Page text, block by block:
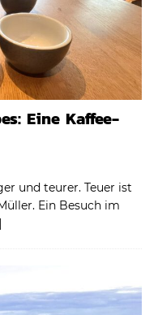
Eine Kaffee-
und teurer. Teuer ist
Ein Besuch im